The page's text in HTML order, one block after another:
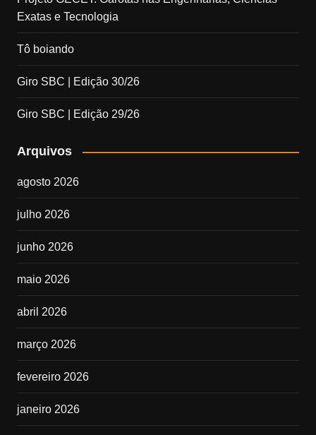
Exatas e Tecnologia
Tô boiando
Giro SBC | Edição 30/26
Giro SBC | Edição 29/26
Arquivos
agosto 2026
julho 2026
junho 2026
maio 2026
abril 2026
março 2026
fevereiro 2026
janeiro 2026